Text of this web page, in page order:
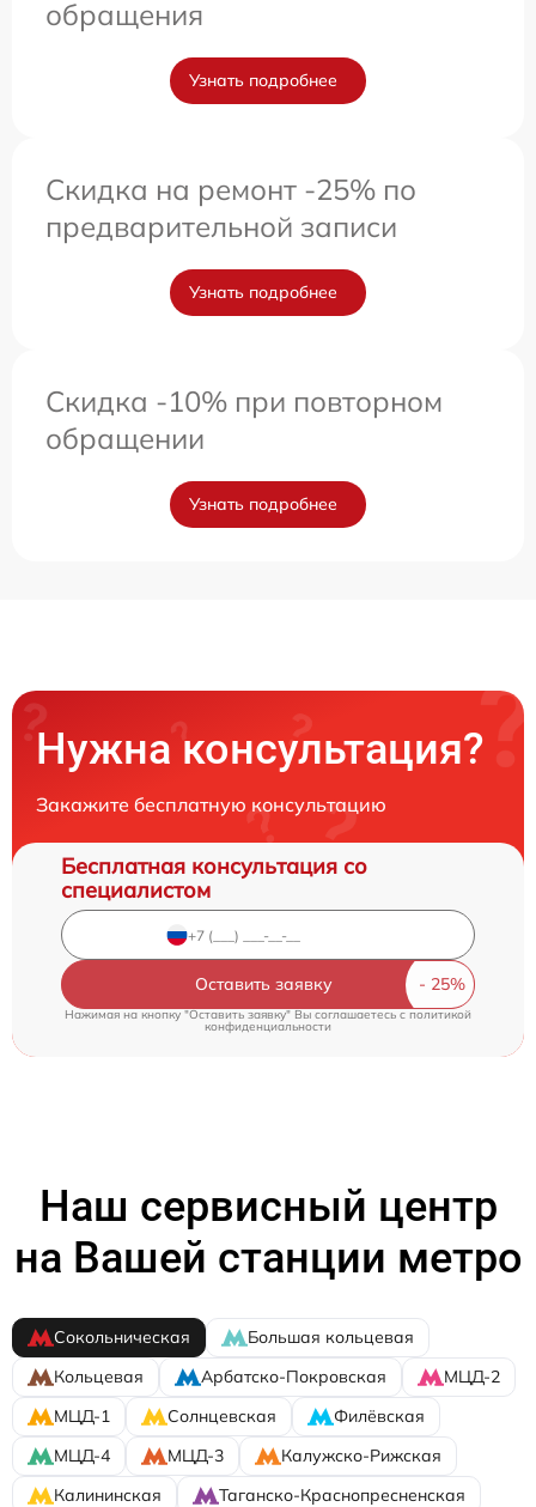
обращения
Узнать подробнее
Скидка на ремонт -25% по
предварительной записи
Узнать подробнее
Скидка -10% при повторном
обращении
Узнать подробнее
Нужна консультация?
Закажите бесплатную консультацию
Бесплатная консультация со
специалистом
Оставить заявку
Нажимая на кнопку "Оставить заявку" Вы соглашаетесь cполитикой
конфиденциальности
Наш сервисный центр
на Вашей станции метро
Сокольническая
Большая кольцевая
Кольцевая
Арбатско-Покровская
МЦД-2
МЦД-1
Солнцевская
Филёвская
МЦД-4
МЦД-3
Калужско-Рижская
Калининская
Таганско-Краснопресненская